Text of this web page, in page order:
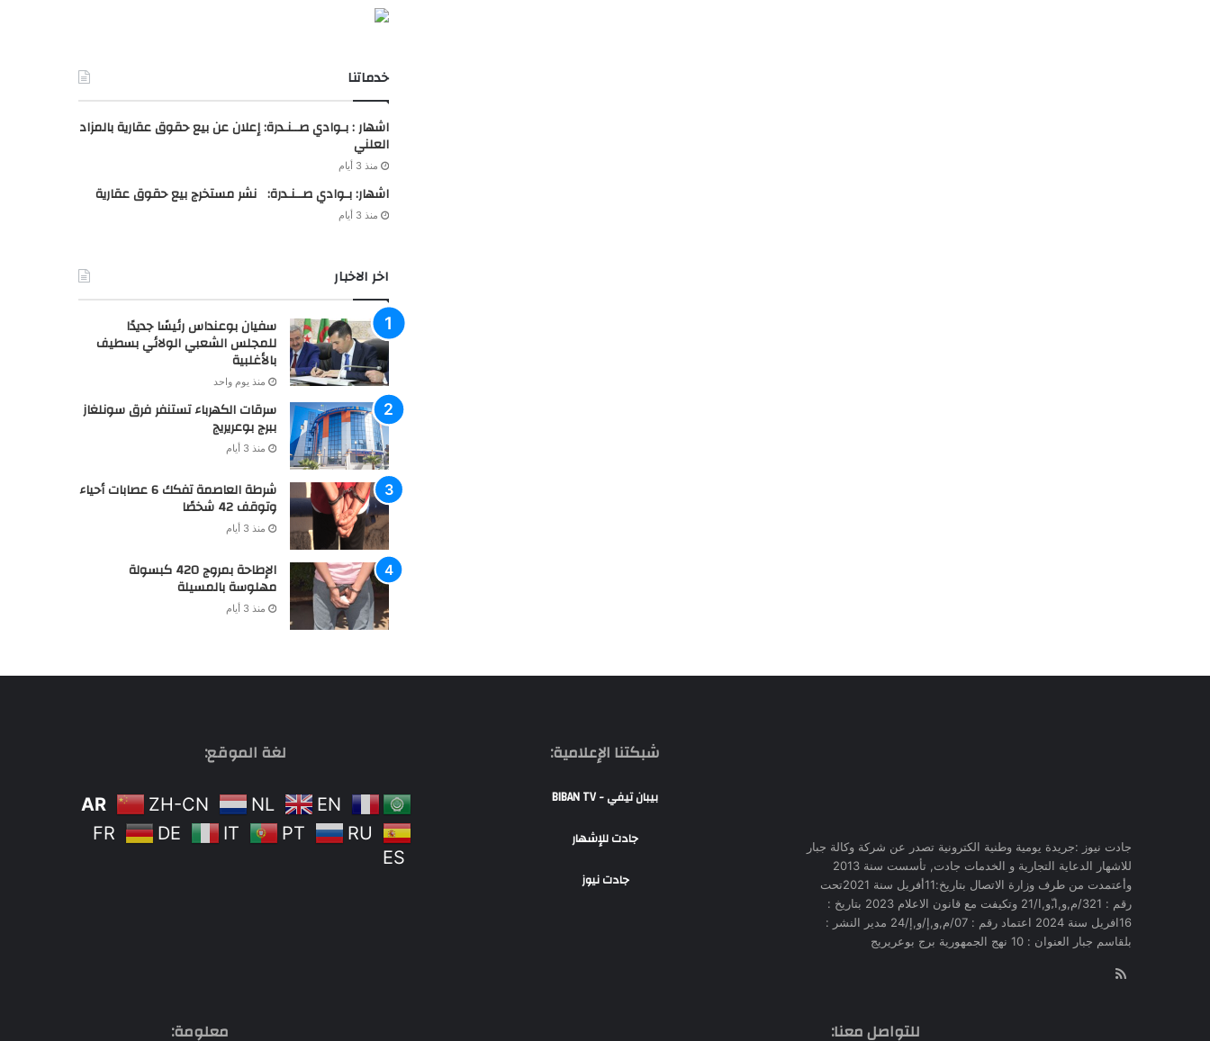
خدماتنا
اشهار : بـوادي صــنـدرة: إعلان عن بيع حقوق عقارية بالمزاد
العلني
منذ 3 أيام
اشهار: بـوادي صــنـدرة: نشر مستخرج بيع حقوق عقارية
منذ 3 أيام
اخر الاخبار
سفيان بوعنداس رئيسًا جديدًا
للمجلس الشعبي الولائي بسطيف
بالأغلبية
منذ يوم واحد
سرقات الكهرباء تستنفر فرق سونلغاز
ببرج بوعريريج
منذ 3 أيام
شرطة العاصمة تفكك 6 عصابات أحياء
وتوقف 42 شخصًا
منذ 3 أيام
الإطاحة بمروج 420 كبسولة
مهلوسة بالمسيلة
منذ 3 أيام
جادت نيوز :جريدة يومية وطنية الكترونية تصدر عن شركة وكالة جبار
للاشهار الدعاية التجارية و الخدمات جادت, تأسست سنة 2013
وأعتمدت من طرف وزارة الاتصال بتاريخ:11أفريل سنة 2021تحت
رقم : 321/م,و,ا,ّو,ا/21 وتكيفت مع قانون الاعلام 2023 بتاريخ :
16افريل سنة 2024 اعتماد رقم : 07/م,و,إ/و,إ/24 مدير النشر :
بلقاسم جبار العنوان : 10 نهج الجمهورية برج بوعريريج
شبكتنا الإعلامية:
بيبان تيفي - BIBAN TV
جادت للإشهار
جادت نيوز
لغة الموقع:
AR ZH-CN NL
EN
FR
DE IT PT
RU
ES
للتواصل معنا: معلومة: